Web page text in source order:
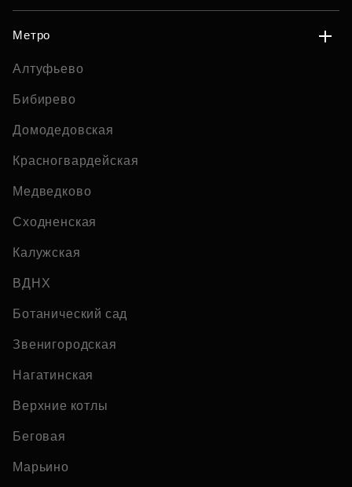
Метро
Алтуфьево
Бибирево
Домодедовская
Красногвардейская
Медведково
Сходненская
Калужская
ВДНХ
Ботанический сад
Звенигородская
Нагатинская
Верхние котлы
Беговая
Марьино